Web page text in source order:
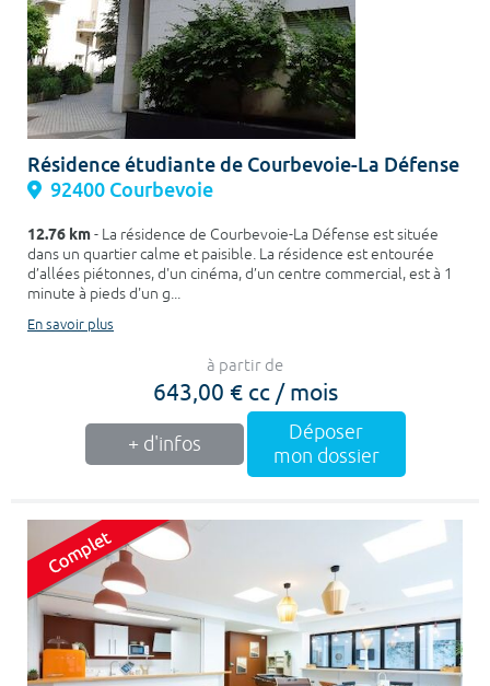
Résidence étudiante de Courbevoie-La Défense
92400 Courbevoie
12.76 km- La résidence de Courbevoie-La Défense est située
dans un quartier calme et paisible. La résidence est entourée
d’allées piétonnes, d'un cinéma, d’un centre commercial, est à 1
minute à pieds d'un g...
En savoir plus
à partir de
643,00 € cc / mois
+ d'infos
Déposer
mon dossier